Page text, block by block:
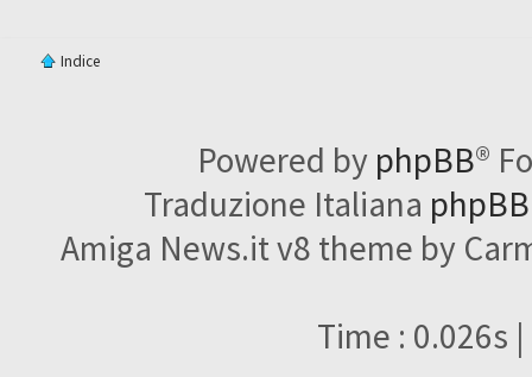
Indice
Powered by phpBB®
Traduzione Italiana
Amiga News.it v8 theme by
Time : 0.026s